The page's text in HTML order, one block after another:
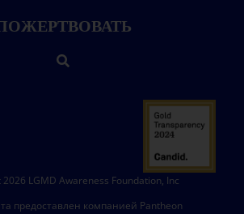
LGMD Awareness Foundation, Inc
предоставлен компанией Pantheon